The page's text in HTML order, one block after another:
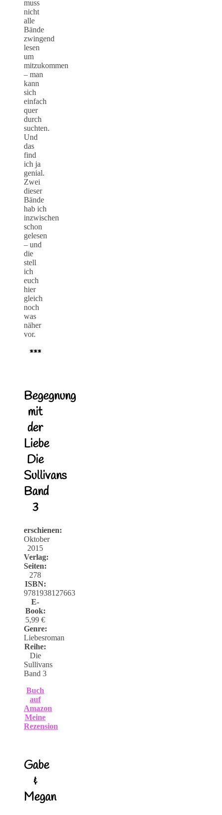
muss
nicht
alle
Bände
zwingend
lesen
um
mitzukommen
– man
kann
sich
einfach
quer
durch
suchten.
Und
das
find
ich ja
genial.
Zwei
dieser
Bände
hab ich
inzwischen
schon
gelesen
– und
die
stell
ich
euch
hier
gleich
noch
was
näher
vor.
***
Begegnung
mit
der
Liebe
Die
Sullivans
Band
3
erschienen:
Oktober
2015
Verlag:
Seiten:
278
ISBN:
9781938127663
E-
Book:
5,99 €
Genre:
Liebesroman
Reihe:
Die
Sullivans
Band 3
Buch
auf
Amazon
Meine
Rezension
Gabe
&
Megan